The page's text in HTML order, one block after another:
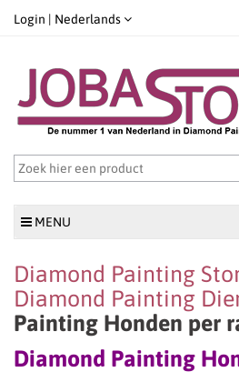
Login | Nederlands
MENU
Diamond Painting
Diamond Painting
Painting Honden per
Diamond Painting